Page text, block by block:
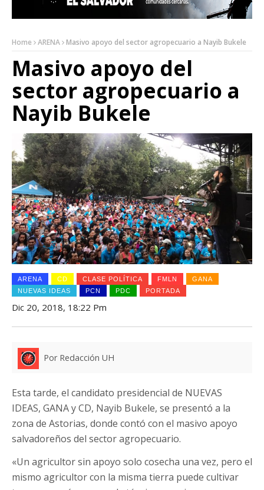
Home ARENA Masivo apoyo del sector agropecuario a Nayib Bukele
Masivo apoyo del
sector agropecuario a
Nayib Bukele
ARENA CD CLASE POLÍTICA FMLN
GANA
NUEVAS IDEAS
PCN PDC PORTADA
Dic 20, 2018, 18:22 Pm
Por Redacción UH
Esta tarde, el candidato presidencial de NUEVAS
IDEAS, GANA y CD, Nayib Bukele, se presentó a la
zona de Astorias, donde contó con el masivo apoyo
salvadoreños del sector agropecuario.
«Un agricultor sin apoyo solo cosecha una vez, pero el
mismo agricultor con la misma tierra puede cultivar